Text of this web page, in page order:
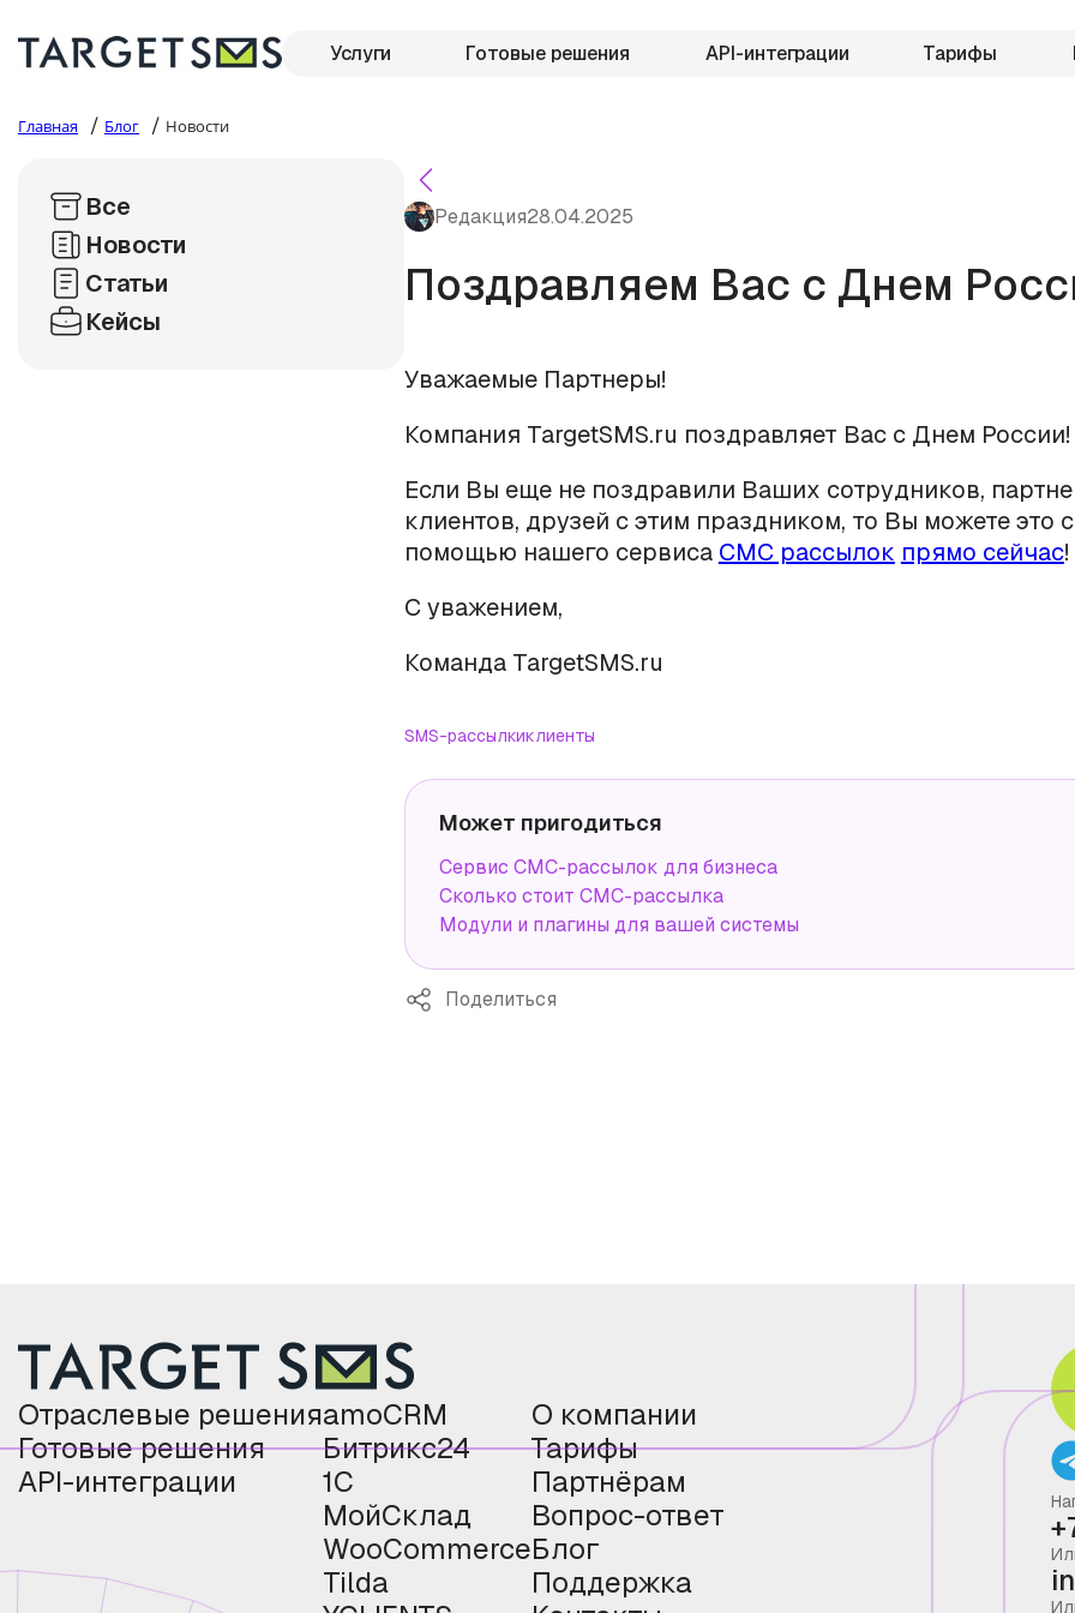
Услуги Готовые решения API-интеграции Тарифы
Главная / Блог / Новости
Все
Новости
Статьи
Кейсы
Редакция28.04.2025
Поздравляем Вас с Днем
Уважаемые Партнеры!
Компания TargetSMS.ru поздравляет Вас с Днем России!
Если Вы еще не поздравили Ваших сотрудников,
клиентов, друзей с этим праздником, то Вы можете это
помощью нашего сервиса СМС рассылок прямо сейчас!
С уважением,
Команда TargetSMS.ru
SMS-рассылкиклиенты
Может пригодиться
Сервис СМС-рассылок для бизнеса
Сколько стоит СМС-рассылка
Модули и плагины для вашей системы
Поделиться
Отраслевые решения
Готовые решения
API-интеграции
amoCRM
Битрикс24
1С
МойСклад
WooCommerce
Tilda
О компании
Тарифы
Партнёрам
Вопрос-ответ
Блог
Поддержка